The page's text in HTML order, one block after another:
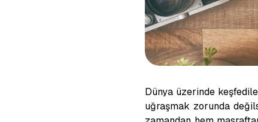
Dünya üzerinde
uğraşmak zorunda